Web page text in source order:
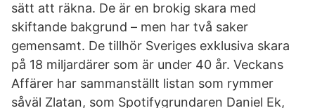
sätt att räkna. De är en brokig skara med
skiftande bakgrund – men har två saker
gemensamt. De tillhör Sveriges exklusiva skara
på 18 miljardärer som är under 40 år. Veckans
Affärer har sammanställt listan som rymmer
såväl Zlatan, som Spotifygrundaren Daniel Ek,